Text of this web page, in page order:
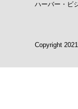
ハーバー・ビ
Copyright